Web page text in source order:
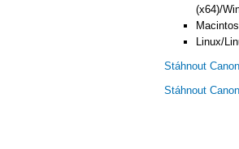
(x64)/
Linux/
Stáhnout
Stáhnout